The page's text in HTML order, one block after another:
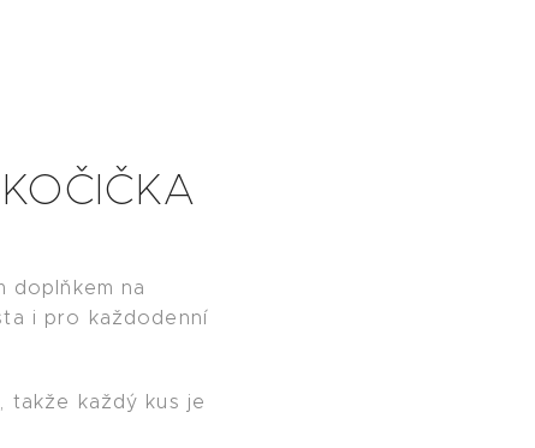
doplňkem na
i pro každodenní
takže každý kus je